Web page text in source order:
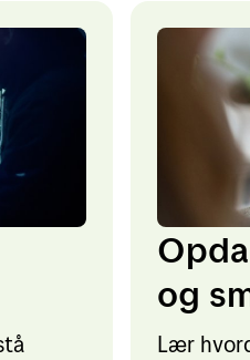
og
Lær